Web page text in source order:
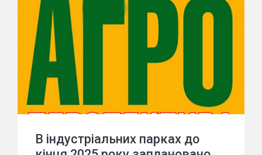
В індустріальних парках до